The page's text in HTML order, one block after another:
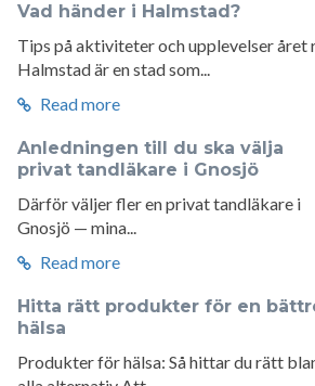
Vad händer i Halmstad?
Tips på aktiviteter och upplevelser året
Halmstad är en stad som...
Read more
Anledningen till du ska välja
privat tandläkare i Gnosjö
Därför väljer fler en privat tandläkare i
Gnosjö — mina...
Read more
Hitta rätt produkter för en
hälsa
Produkter för hälsa: Så hittar du rätt